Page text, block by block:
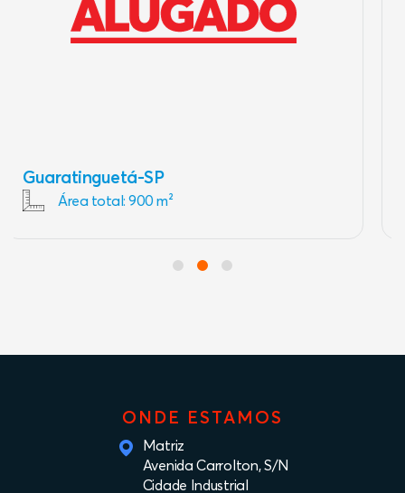
Lorena-SP
Área total: 60 m²
ONDE ESTAMOS
Matriz
Avenida Carrolton, S/N
Cidade Industrial